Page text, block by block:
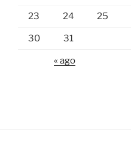
23 24 25
30 31
« ago